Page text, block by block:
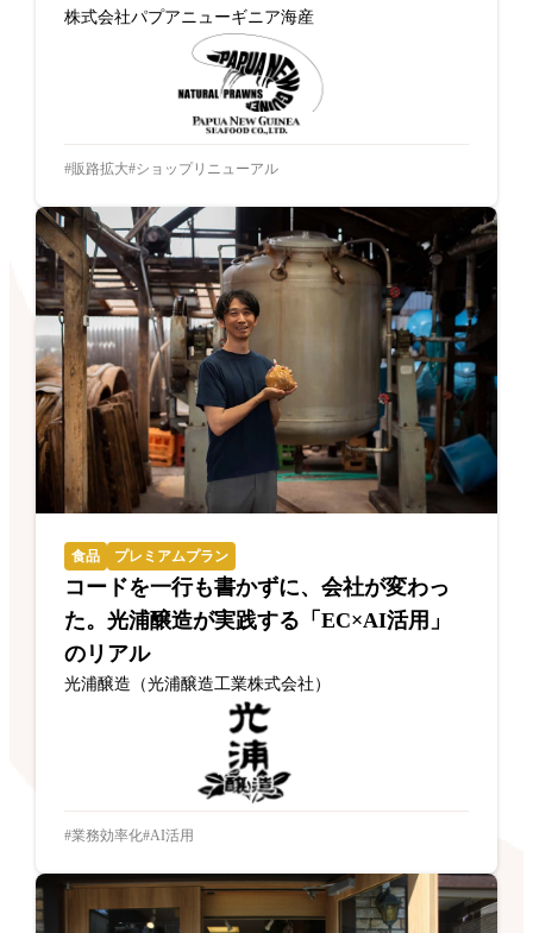
株式会社パプアニューギニア海産
販路拡大 ショップリニューアル
食品 プレミアムプラン
コードを一行も書かずに、会社が変わっ
た。光浦醸造が実践する「EC×AI活用」
のリアル
光浦醸造（光浦醸造工業株式会社）
業務効率化 AI活用